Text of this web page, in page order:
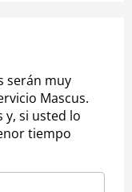
serán muy
Mascus.
y, si usted lo
tiempo